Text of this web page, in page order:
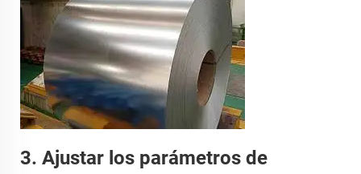
3. Ajustar los parámetros de